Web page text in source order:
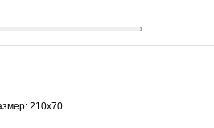
210х70. ..